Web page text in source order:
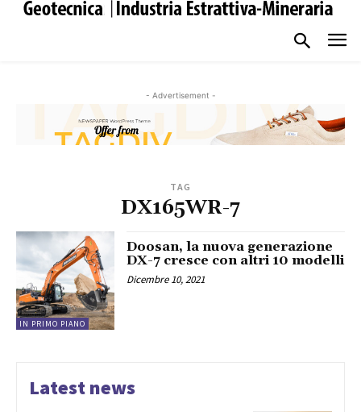
- Advertisement -
TAG
DX165WR-7
IN PRIMO PIANO
Doosan, la nuova generazione
DX-7 cresce con altri 10 modelli
Dicembre 10, 2021
Latest news